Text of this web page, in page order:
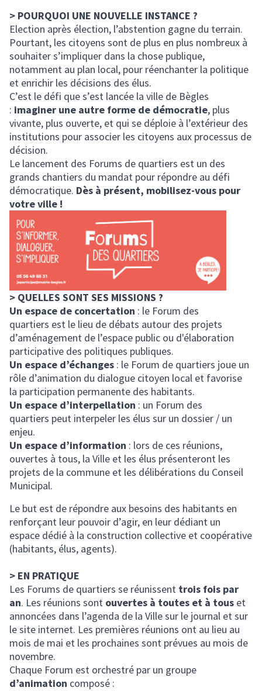
> POURQUOI UNE NOUVELLE INSTANCE ?
Election après élection, l’abstention gagne du terrain.
Pourtant, les citoyens sont de plus en plus nombreux à
souhaiter s’impliquer dans la chose publique,
notamment au plan local, pour réenchanter la politique
et enrichir les décisions des élus.
C’est le défi que s’est lancée la ville de Bègles
: imaginer une autre forme de démocratie, plus
vivante, plus ouverte, et qui se déploie à l’extérieur des
institutions pour associer les citoyens aux processus de
décision.
Le lancement des Forums de quartiers est un des
grands chantiers du mandat pour répondre au défi
démocratique. Dès à présent, mobilisez-vous pour
votre ville !
> QUELLES SONT SES MISSIONS ?
Un espace de concertation : le Forum des
quartiers est le lieu de débats autour des projets
d’aménagement de l’espace public ou d'élaboration
participative des politiques publiques.
Un espace d’échanges : le Forum de quartiers joue un
rôle d’animation du dialogue citoyen local et favorise
la participation permanente des habitants.
Un espace d’interpellation : un Forum des
quartiers peut interpeler les élus sur un dossier / un
enjeu.
Un espace d’information : lors de ces réunions,
ouvertes à tous, la Ville et les élus présenteront les
projets de la commune et les délibérations du Conseil
Municipal.
Le but est de répondre aux besoins des habitants en
renforçant leur pouvoir d’agir, en leur dédiant un
espace dédié à la construction collective et coopérative
(habitants, élus, agents).
> EN PRATIQUE
Les Forums de quartiers se réunissent trois fois par
an. Les réunions sont ouvertes à toutes et à tous et
annoncées dans l’agenda de la Ville sur le journal et sur
le site internet. Les premières réunions ont au lieu au
mois de mai et les prochaines sont prévues au mois de
novembre.
Chaque Forum est orchestré par un groupe
d’animation composé :